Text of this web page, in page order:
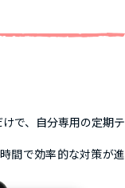
で、自分専用の定期テ
間で効率的な対策が進